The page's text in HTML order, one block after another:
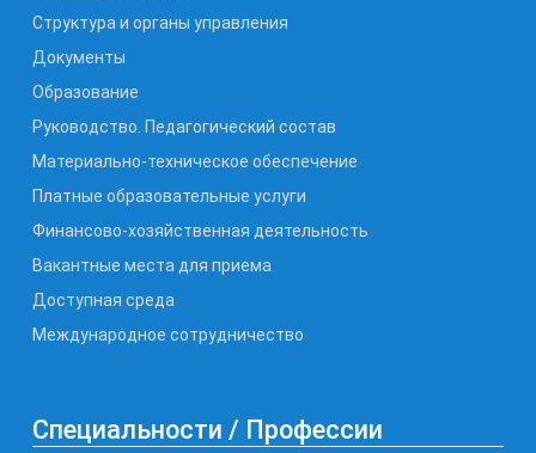
Структура и органы управления
Документы
Образование
Руководство. Педагогический состав
Материально-техническое обеспечение
Платные образовательные услуги
Финансово-хозяйственная деятельность
Вакантные места для приема
Доступная среда
Международное сотрудничество
Специальности / Профессии